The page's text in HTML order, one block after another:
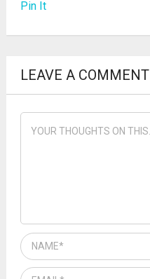
Pin It
LEAVE A COMMENT